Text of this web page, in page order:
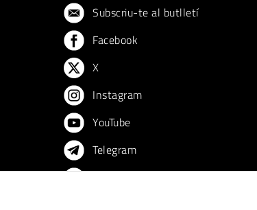
Subscriu-te al butlletí
Facebook
X
Instagram
YouTube
Telegram
TikTok